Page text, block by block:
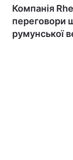
Компанія
переговори
румунської